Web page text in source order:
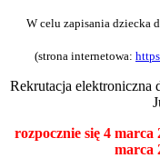
W celu zapisania dziecka
(strona internetowa:
Rekrutacja elektroniczna
rozpocznie się 4 marca
marca